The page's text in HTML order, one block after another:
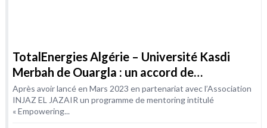
TotalEnergies Algérie – Université Kasdi
Merbah de Ouargla : un accord de
coopération dans le domaine de la formation
Après avoir lancé en Mars 2023 en partenariat avec l’Association
INJAZ EL JAZAIR un programme de mentoring intitulé
« Empowering...